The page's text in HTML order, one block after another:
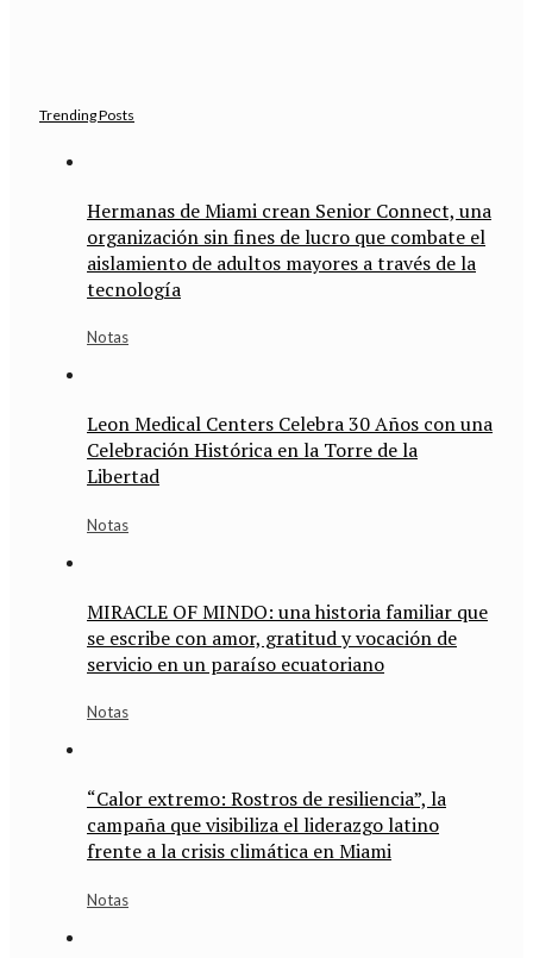
Trending Posts
Hermanas de Miami crean Senior Connect, una
organización sin fines de lucro que combate el
aislamiento de adultos mayores a través de la
tecnología
Notas
Leon Medical Centers Celebra 30 Años con una
Celebración Histórica en la Torre de la
Libertad
Notas
MIRACLE OF MINDO: una historia familiar que
se escribe con amor, gratitud y vocación de
servicio en un paraíso ecuatoriano
Notas
“Calor extremo: Rostros de resiliencia”, la
campaña que visibiliza el liderazgo latino
frente a la crisis climática en Miami
Notas